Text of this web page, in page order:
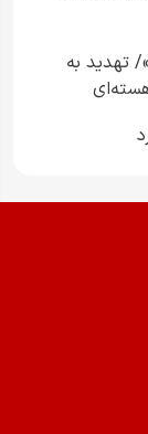
تهدید به